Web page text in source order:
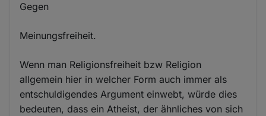
Gegen
Meinungsfreiheit.
Wenn man Religionsfreiheit bzw Religion
allgemein hier in welcher Form auch immer als
entschuldigendes Argument einwebt, würde dies
bedeuten, dass ein Atheist, der ähnliches von sich